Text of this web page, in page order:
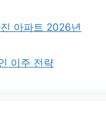
아파트 2026년
이주 전략